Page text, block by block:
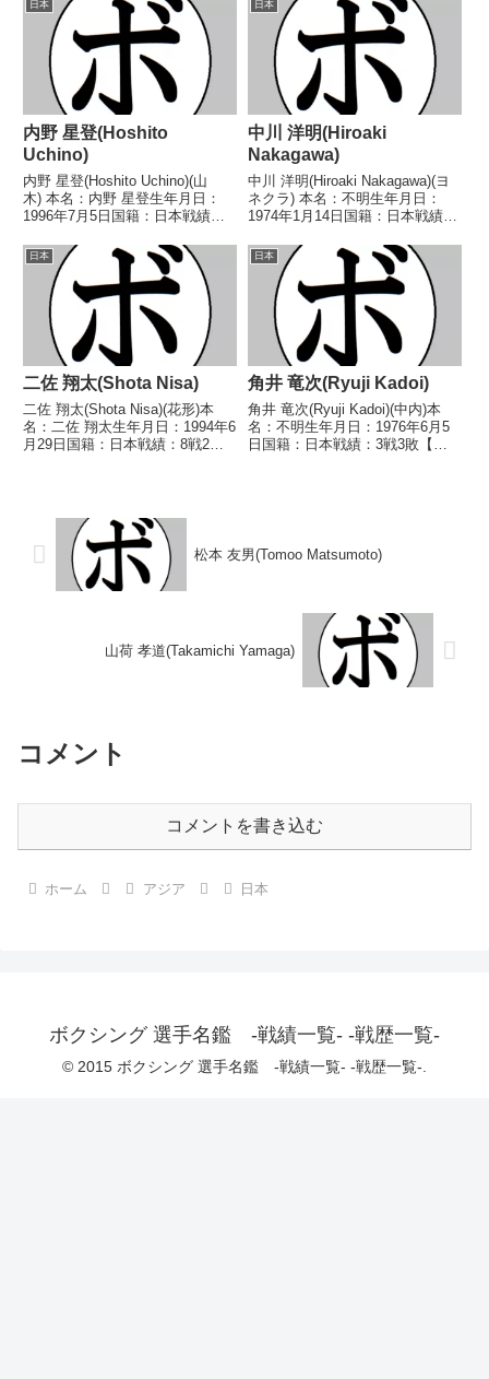
強後楽園ミドル級優勝 【戦歴】
2000/08/20...
定 (採点不明) 増村 雪一(国
民)1946/06/0...
日本
内野 星登(Hoshito
Uchino)
内野 星登(Hoshito Uchino)(山
木) 本名：内野 星登生年月日：
1996年7月5日国籍：日本戦績：7
ル】なし 【戦歴】2023/03/24
○3RTKO 川浪 大暉(一
力)2023/09/...
日本
中川 洋明(Hiroaki
Nakagawa)
中川 洋明(Hiroaki Nakagawa)(ヨ
ネクラ) 本名：不明生年月日：
1974年1月14日国籍：日本戦績：
イトル】なし 【戦歴】
1992/11/03 ○1RKO 中沢 哲治
(輪島功一S)19...
日本
二佐 翔太(Shota Nisa)
二佐 翔太(Shota Nisa)(花形)本
名：二佐 翔太生年月日：1994年6
月29日国籍：日本戦績：8戦2勝
日本
角井 竜次(Ryuji Kadoi)
角井 竜次(Ryuji Kadoi)(中内)本
名：不明生年月日：1976年6月5
日国籍：日本戦績：3戦3敗【獲
松本 友男(Tomoo Matsumoto)
山荷 孝道(Takamichi Yamaga)
コメント
コメントを書き込む
ホーム アジア 日本
ボクシング 選手名鑑 -戦績一覧- -戦歴一覧-
© 2015 ボクシング 選手名鑑 -戦績一覧- -戦歴一覧-.